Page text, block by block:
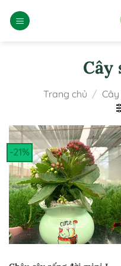
qua
Cây
Trang chủ /
-21%